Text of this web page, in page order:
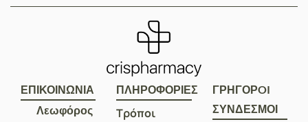
ΕΠΙΚΟΙΝΩΝΙΑ
Λεωφόρος
ΠΛΗΡΟΦΟΡΙΕΣ
Τρόποι
ΓΡΗΓΟΡOI
ΣΥΝΔΕΣΜΟΙ